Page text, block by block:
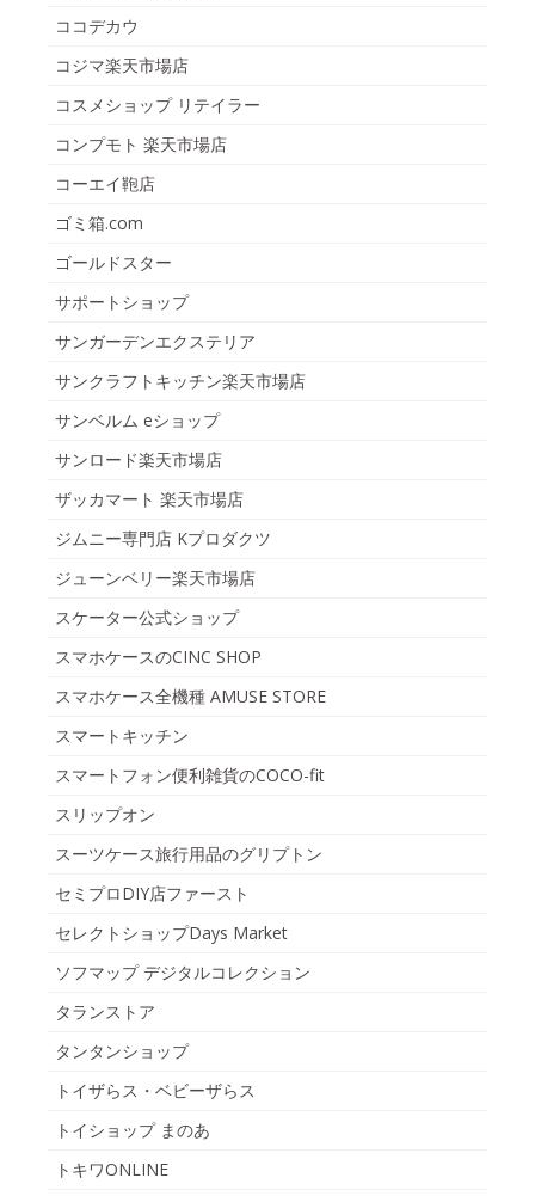
ココデカウ
コジマ楽天市場店
コスメショップ リテイラー
コンプモト 楽天市場店
コーエイ鞄店
ゴミ箱.com
ゴールドスター
サポートショップ
サンガーデンエクステリア
サンクラフトキッチン楽天市場店
サンベルム eショップ
サンロード楽天市場店
ザッカマート 楽天市場店
ジムニー専門店 Kプロダクツ
ジューンベリー楽天市場店
スケーター公式ショップ
スマホケースのCINC SHOP
スマホケース全機種 AMUSE STORE
スマートキッチン
スマートフォン便利雑貨のCOCO-fit
スリップオン
スーツケース旅行用品のグリプトン
セミプロDIY店ファースト
セレクトショップDays Market
ソフマップ デジタルコレクション
タランストア
タンタンショップ
トイザらス・ベビーザらス
トイショップ まのあ
トキワONLINE